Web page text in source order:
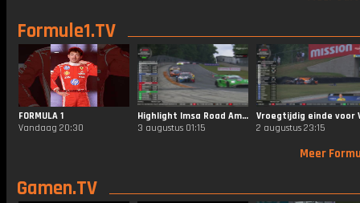
Formule1.TV
FORMULA 1
Vandaag 20:30
Highlight Imsa Road America
3 augustus 01:15
2 augustus 23:15
Meer
Gamen.TV